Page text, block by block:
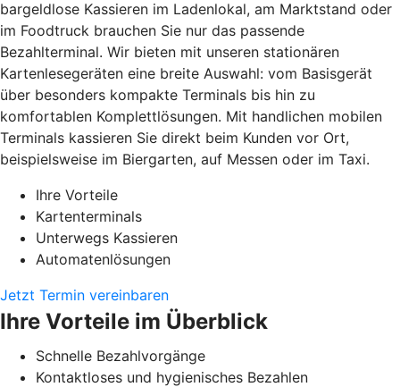
bargeldlose Kassieren im Ladenlokal, am Marktstand oder
im Foodtruck brauchen Sie nur das passende
Bezahlterminal. Wir bieten mit unseren stationären
Kartenlesegeräten eine breite Auswahl: vom Basisgerät
über besonders kompakte Terminals bis hin zu
komfortablen Komplettlösungen. Mit handlichen mobilen
Terminals kassieren Sie direkt beim Kunden vor Ort,
beispielsweise im Biergarten, auf Messen oder im Taxi.
Ihre Vorteile
Kartenterminals
Unterwegs Kassieren
Automatenlösungen
Jetzt Termin vereinbaren
Ihre Vorteile im Überblick
Schnelle Bezahlvorgänge
Kontaktloses und hygienisches Bezahlen